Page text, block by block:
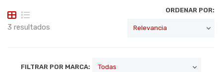
3 resultados
ORDENAR POR:
FILTRAR POR MARCA: